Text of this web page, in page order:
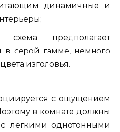
динамичные и
схема предполагает
в серой гамме, немного
изголовья.
с ощущением
в комнате должны
легкими однотонными